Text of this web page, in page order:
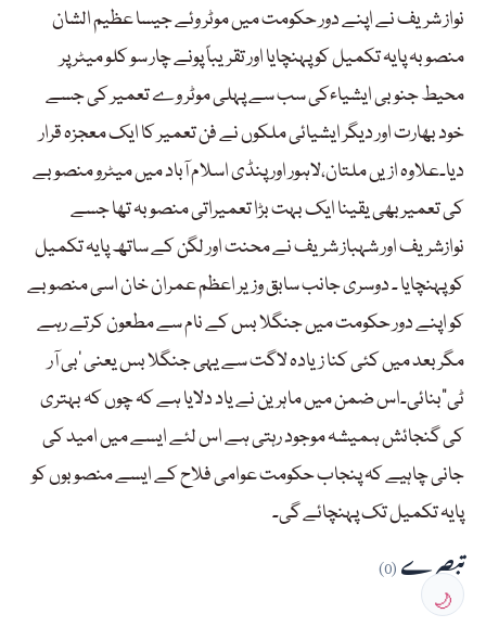
نواز شریف نے اپنے دور حکومت میں موٹر وئے جیسا عظیم الشان
منصوبہ پایہ تکمیل کو پہنچایا اور تقریباً پونے چار سو کلو میٹر پر
محیط جنوبی ایشیاءکی سب سے پہلی موٹر وے تعمیر کی جسے
خود بھارت اور دیگر ایشیائی ملکوں نے فن تعمیر کا ایک معجزہ قرار
دیا۔علاوہ ازیں ملتان،لاہور اور پنڈی اسلام آباد میں میٹرو منصوبے
کی تعمیر بھی یقینا ایک بہت بڑا تعمیراتی منصوبہ تھا جسے
نوازشریف اور شہباز شریف نے محنت اور لگن کے ساتھ پایہ تکمیل
کو پہنچایا ۔ دوسری جانب سابق وزیر اعظم عمران خان اسی منصوبے
کو اپنے دور حکومت میں جنگلا بس کے نام سے مطعون کرتے رہے
مگر بعد میں کئی کنا زیادہ لاگت سے یہی جنگلا بس یعنی ’بی آر
ٹی“بنائی۔اس ضمن میں ماہرین نے یاد دلایا ہے کہ چوں کہ بہتری
کی گنجائش ہمیشہ موجود رہتی ہے اس لئے ایسے میں امید کی
جانی چاہیے کہ پنجاب حکومت عوامی فلاح کے ایسے منصوبوں کو
پایہ تکمیل تک پہنچائے گی۔
تبصرے(0)
🌙